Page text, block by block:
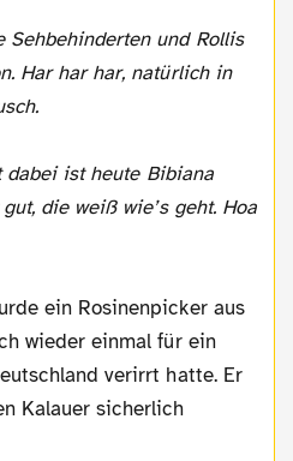
Sehbehinderten und Rollis
Har har har, natürlich in
ist heute Bibiana
die weiß wie’s geht. Hoa
ein Rosinenpicker aus
wieder einmal für ein
verirrt hatte. Er
Kalauer sicherlich